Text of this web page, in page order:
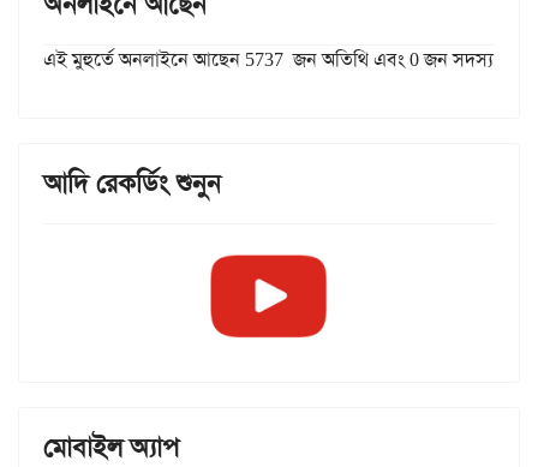
এই মুহুর্তে অনলাইনে আছেন 5737 জন অতিথি এবং 0 জন সদস্য
আদি রেকর্ডিং শুনুন
মোবাইল অ্যাপ